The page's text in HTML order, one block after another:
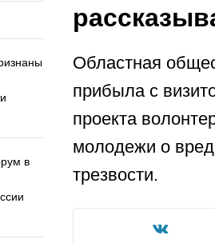
в
Областная
прибыла с
проекта
молодежи о
трезвости.